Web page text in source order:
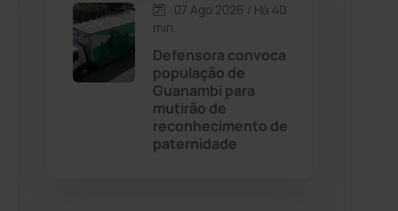
Caturama
Chapada Diamantina
07 Ago 2026 / Há 40
min
Defensora convoca
população de
Guanambi para
mutirão de
reconhecimento de
paternidade